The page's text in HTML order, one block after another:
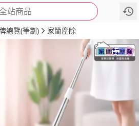
站商品
詳情
總覽(筆劃) 家簡塵除